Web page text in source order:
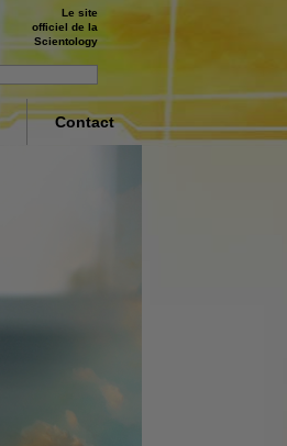
Le site
officiel de la
Scientology
Contact